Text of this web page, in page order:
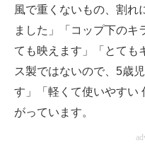
風で重くないもの、割れ
ました」「コップ下のキ
ても映えます」「とても
ス製ではないので、5歳
す」「軽くて使いやすい
がっています。